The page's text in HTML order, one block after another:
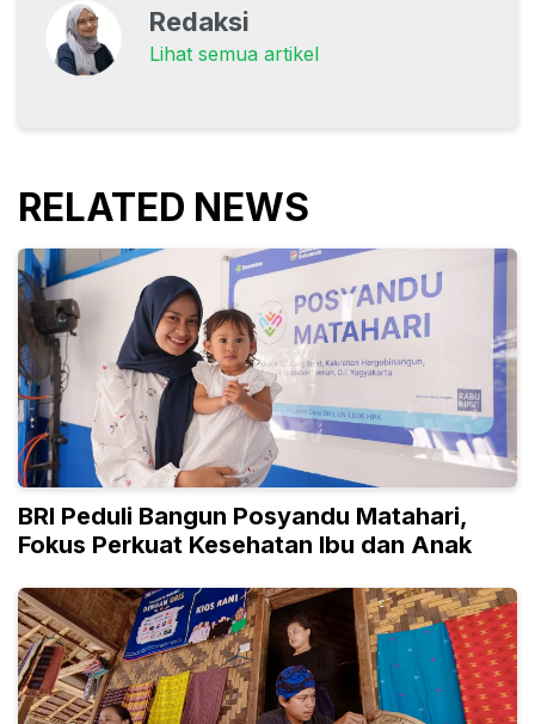
Redaksi
Lihat semua artikel
RELATED NEWS
BRI Peduli Bangun Posyandu Matahari,
Fokus Perkuat Kesehatan Ibu dan Anak